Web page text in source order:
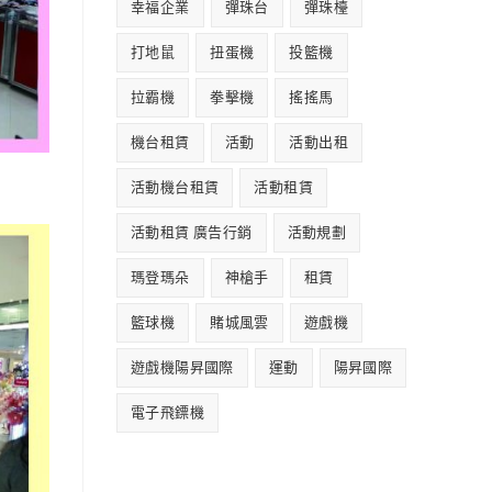
幸福企業 彈珠台 彈珠檯
打地鼠 扭蛋機 投籃機
拉霸機 拳擊機 搖搖馬
機台租賃 活動 活動出租
活動機台租賃 活動租賃
活動租賃 廣告行銷 活動規劃
瑪登瑪朵 神槍手 租賃
籃球機 賭城風雲 遊戲機
遊戲機陽昇國際 運動 陽昇國際
電子飛鏢機